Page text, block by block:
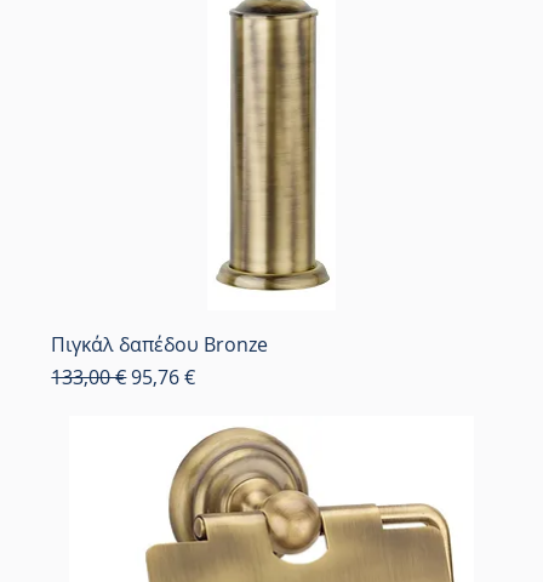
Πιγκάλ δαπέδου Bronze
Κανονική τιμή
133,00 €Τιμή Έκπτωσης
95,76 €